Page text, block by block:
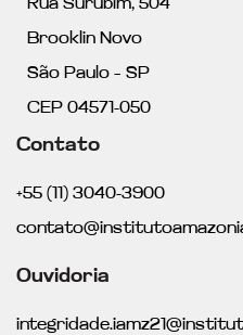
Rua Surubim, 504
Brooklin Novo
São Paulo – SP
CEP 04571-050
Contato
+55 (11) 3040-3900
Ouvidoria